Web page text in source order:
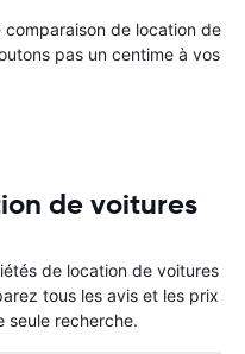
de location de
pas un centime à vos
de voitures
de location de voitures
tous les avis et les prix
seule recherche.